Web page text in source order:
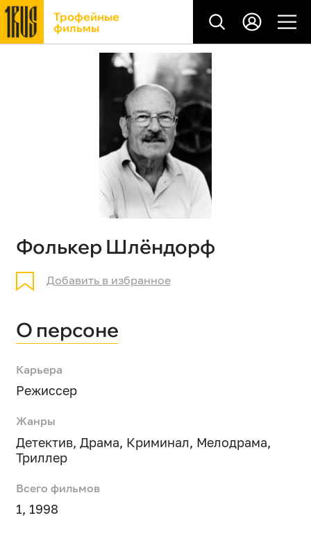
Трофейные
фильмы
Фолькер Шлёндорф
Добавить в избранное
О персоне
Карьера
Режиссер
Жанры
Детектив, Драма, Криминал, Мелодрама,
Триллер
Всего фильмов
1, 1998